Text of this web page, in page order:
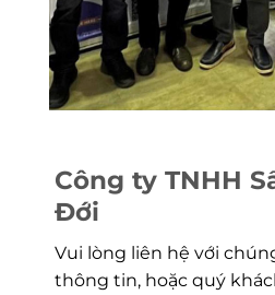
Công ty TNHH
Đới
Vui lòng liên hệ với
thông tin, hoặc quý